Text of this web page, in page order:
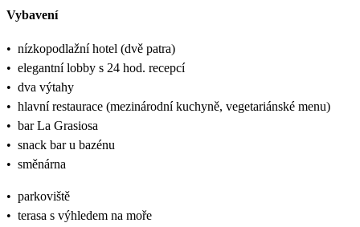
Vybavení
• nízkopodlažní hotel (dvě patra)
• elegantní lobby s 24 hod. recepcí
• dva výtahy
• hlavní restaurace (mezinárodní kuchyně, vegetariánské menu)
• bar La Grasiosa
• snack bar u bazénu
• směnárna
• parkoviště
• terasa s výhledem na moře